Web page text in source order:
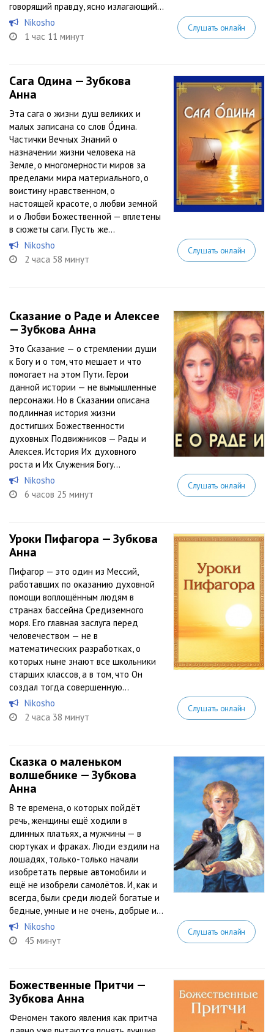
говорящий правду, ясно излагающий...
Nikosho
1 час 11 минут
Слушать онлайн
Сага Одина — Зубкова
Анна
Эта сага о жизни душ великих и
малых записана со слов Óдина.
Частички Вечных Знаний о
назначении жизни человека на
Земле, о многомерности миров за
пределами мира материального, о
воистину нравственном, о
настоящей красоте, о любви земной
и о Любви Божественной — вплетены
в сюжеты саги. Пусть же...
Nikosho
2 часа 58 минут
Слушать онлайн
Сказание о Раде и Алексее
— Зубкова Анна
Это Сказание — о стремлении души
к Богу и о том, что мешает и что
помогает на этом Пути. Герои
данной истории — не вымышленные
персонажи. Но в Сказании описана
подлинная история жизни
достигших Божественности
духовных Подвижников — Рады и
Алексея. История Их духовного
роста и Их Служения Богу...
Nikosho
6 часов 25 минут
Слушать онлайн
Уроки Пифагора — Зубкова
Анна
Пифагор — это один из Мессий,
работавших по оказанию духовной
помощи воплощённым людям в
странах бассейна Средиземного
моря. Его главная заслуга перед
человечеством — не в
математических разработках, о
которых ныне знают все школьники
старших классов, а в том, что Он
создал тогда совершенную...
Nikosho
2 часа 38 минут
Слушать онлайн
Сказка о маленьком
волшебнике — Зубкова
Анна
В те времена, о которых пойдёт
речь, женщины ещё ходили в
длинных платьях, а мужчины — в
сюртуках и фраках. Люди ездили на
лошадях, только-только начали
изобретать первые автомобили и
ещё не изобрели самолётов. И, как и
всегда, были среди людей богатые и
бедные, умные и не очень, добрые и...
Nikosho
45 минут
Слушать онлайн
Божественные Притчи —
Зубкова Анна
Феномен такого явления как притча